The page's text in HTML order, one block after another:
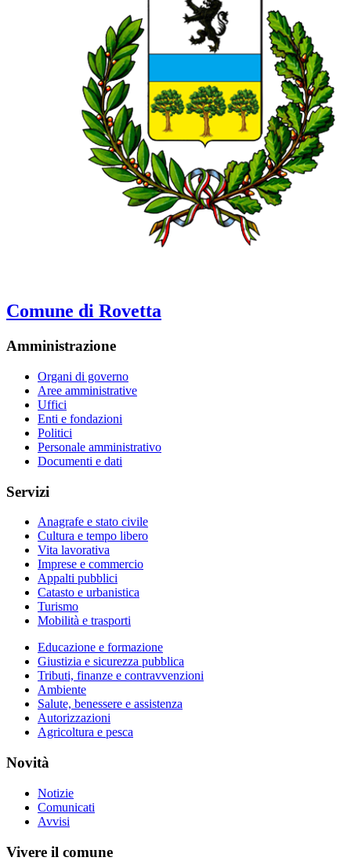
Comune di Rovetta
Amministrazione
Organi di governo
Aree amministrative
Uffici
Enti e fondazioni
Politici
Personale amministrativo
Documenti e dati
Servizi
Anagrafe e stato civile
Cultura e tempo libero
Vita lavorativa
Imprese e commercio
Appalti pubblici
Catasto e urbanistica
Turismo
Mobilità e trasporti
Educazione e formazione
Giustizia e sicurezza pubblica
Tributi, finanze e contravvenzioni
Ambiente
Salute, benessere e assistenza
Autorizzazioni
Agricoltura e pesca
Novità
Notizie
Comunicati
Avvisi
Vivere il comune